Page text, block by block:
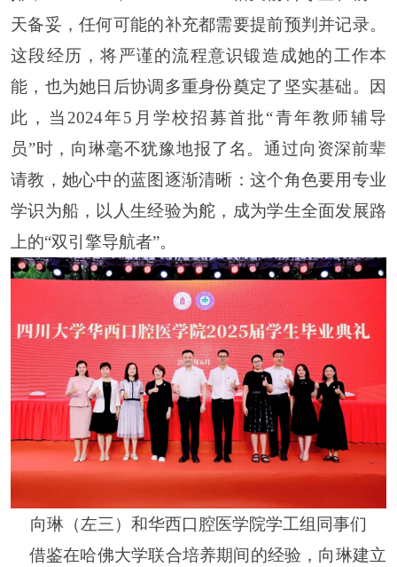
天备妥，任何可能的补充都需要提前预判并记录。
这段经历，将严谨的流程意识锻造成她的工作本
能，也为她日后协调多重身份奠定了坚实基础。因
此，当2024年5月学校招募首批“青年教师辅导
员”时，向琳毫不犹豫地报了名。通过向资深前辈
请教，她心中的蓝图逐渐清晰：这个角色要用专业
学识为船，以人生经验为舵，成为学生全面发展路
上的“双引擎导航者”。
向琳（左三）和华西口腔医学院学工组同事们
借鉴在哈佛大学联合培养期间的经验，向琳建立